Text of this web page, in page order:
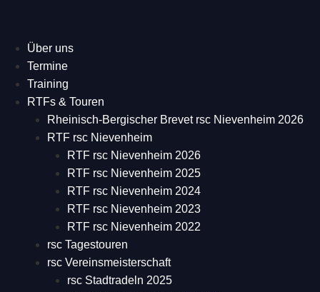
Über uns
Termine
Training
RTFs & Touren
Rheinisch-Bergischer Brevet rsc Nievenheim 2026
RTF rsc Nievenheim
RTF rsc Nievenheim 2026
RTF rsc Nievenheim 2025
RTF rsc Nievenheim 2024
RTF rsc Nievenheim 2023
RTF rsc Nievenheim 2022
rsc Tagestouren
rsc Vereinsmeisterschaft
rsc Stadtradeln 2025